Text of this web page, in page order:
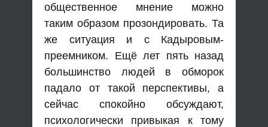
общественное мнение можно
таким образом прозондировать. Та
же ситуация и с Кадыровым-
преемником. Ещё лет пять назад
большинство людей в обморок
падало от такой перспективы, а
сейчас спокойно обсуждают,
психологически привыкая к тому